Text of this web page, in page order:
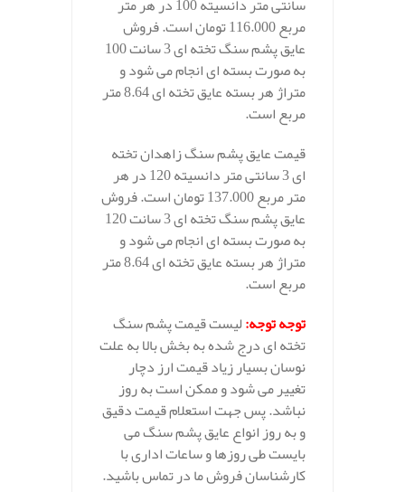
مربع 116.000 تومان است. فروش
عایق پشم سنگ تخته ای 3 سانت 100
به صورت بسته ای انجام می شود و
متراژ هر بسته عایق تخته ای 8.64 متر
مربع است.
قیمت عایق پشم سنگ زاهدان تخته
ای 3 سانتی متر دانسیته 120 در هر
متر مربع 137.000 تومان است. فروش
عایق پشم سنگ تخته ای 3 سانت 120
به صورت بسته ای انجام می شود و
متراژ هر بسته عایق تخته ای 8.64 متر
مربع است.
توجه توجه:لیست قیمت پشم سنگ
تخته ای درج شده به بخش بالا به علت
نوسان بسیار زیاد قیمت ارز دچار
تغییر می شود و ممکن است به روز
نباشد. پس جهت استعلام قیمت دقیق
و به روز انواع عایق پشم سنگ می
بایست طی روزها و ساعات اداری با
کارشناسان فروش ما در تماس باشید.